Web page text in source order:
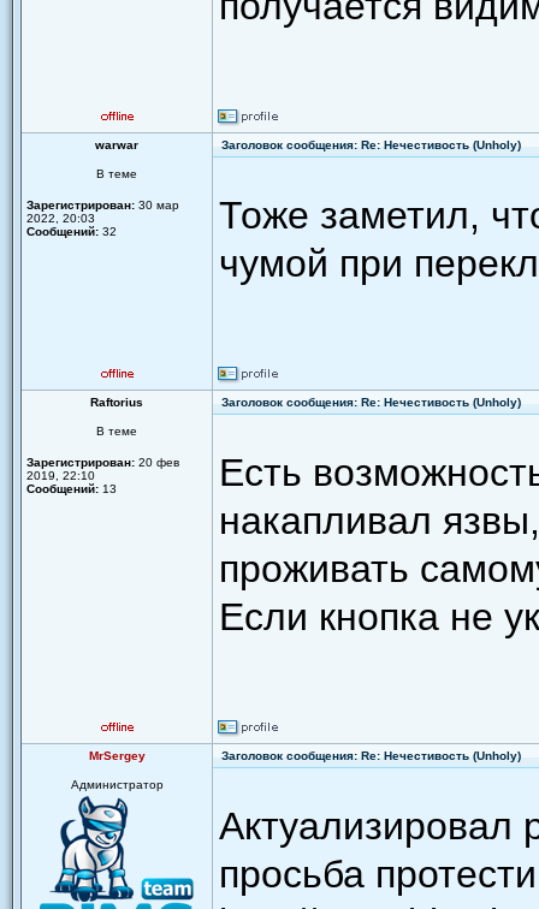
warwar Заголовок сообщения: Re: Нечестивость (Unholy)
В теме
Зарегистрирован: 30 мар
2022, 20:03
Сообщений: 32
Тоже заметил,
чумой при
Raftorius Заголовок сообщения: Re: Нечестивость (Unholy)
В теме
Зарегистрирован: 20 фев
2019, 22:10
Сообщений: 13
Есть
накапливал
проживать
Если кнопка не
MrSergey Заголовок сообщения: Re: Нечестивость (Unholy)
Администратор
Актуализировал
просьба